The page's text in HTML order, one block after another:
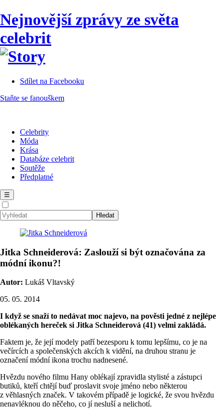
Nejnovější zprávy ze světa
celebrit
Sdílet na Facebooku
Staňte se fanouškem
Celebrity
Móda
Krása
Databáze celebrit
Soutěže
Předplatné
☰
Jitka Schneiderová: Zaslouží si být označována za
módní ikonu?!
Autor: Lukáš Vltavský
05. 05. 2014
I když se snaží to nedávat moc najevo, na pověsti jedné z nejlépe
oblékaných hereček si Jitka Schneiderová (41) velmi zakládá.
Faktem je, že její modely patří bezesporu k tomu lepšímu, co je na
večírcích a společenských akcích k vidění, na druhou stranu je
označení módní ikona trochu nadnesené.
Hvězdu nového filmu Hany oblékají zpravidla stylisté a zástupci
butiků, kteří chtějí buď proslavit svoje jméno nebo některou
z věhlasných značek. V takovém případě je logické, že svou hvězdu
nenavléknou do něčeho, co jí nesluší a nelichotí.